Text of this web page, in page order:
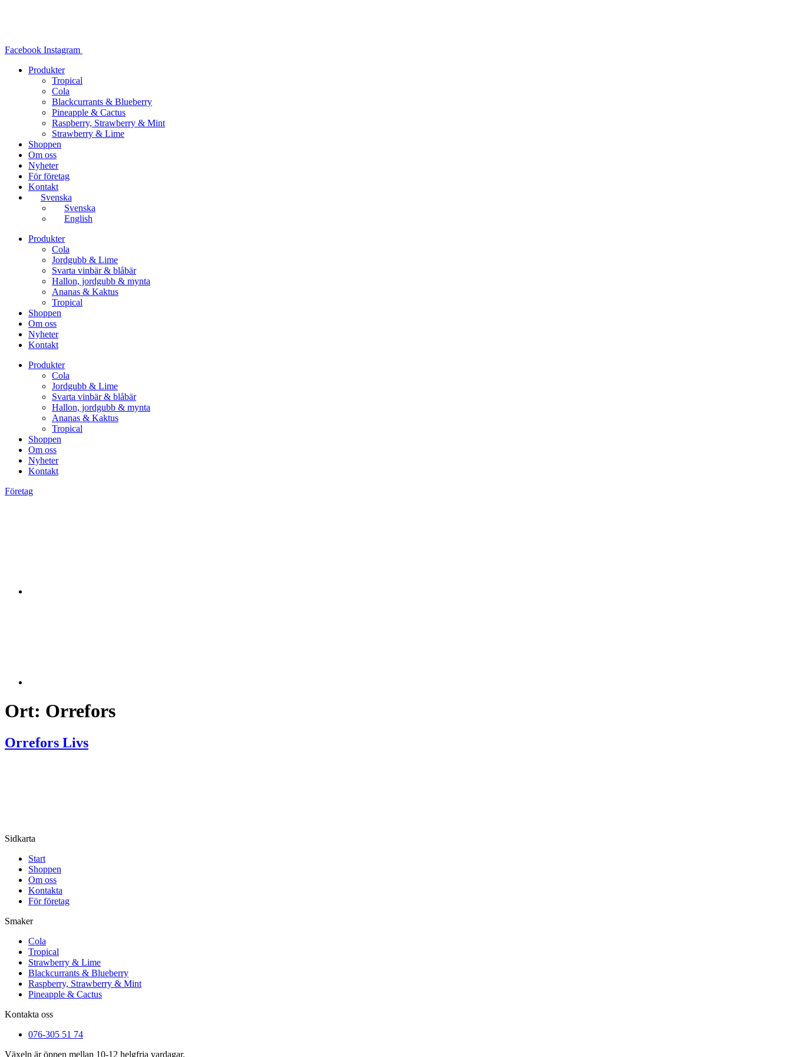
Facebook Instagram
Produkter
Tropical
Cola
Blackcurrants & Blueberry
Pineapple & Cactus
Raspberry, Strawberry & Mint
Strawberry & Lime
Shoppen
Om oss
Nyheter
För företag
Kontakt
Svenska
Svenska
English
Produkter
Cola
Jordgubb & Lime
Svarta vinbär & blåbär
Hallon, jordgubb & mynta
Ananas & Kaktus
Tropical
Shoppen
Om oss
Nyheter
Kontakt
Produkter
Cola
Jordgubb & Lime
Svarta vinbär & blåbär
Hallon, jordgubb & mynta
Ananas & Kaktus
Tropical
Shoppen
Om oss
Nyheter
Kontakt
Företag
Ort: Orrefors
Orrefors Livs
Sidkarta
Start
Shoppen
Om oss
Kontakta
För företag
Smaker
Cola
Tropical
Strawberry & Lime
Blackcurrants & Blueberry
Raspberry, Strawberry & Mint
Pineapple & Cactus
Kontakta oss
076-305 51 74
Växeln är öppen mellan 10-12 helgfria vardagar.